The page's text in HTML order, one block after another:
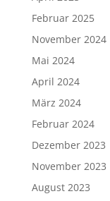
Februar 2025
November 2024
Mai 2024
April 2024
März 2024
Februar 2024
Dezember 2023
November 2023
August 2023